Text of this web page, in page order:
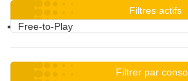
Filtres actifs
Free-to-Play
Filtrer par